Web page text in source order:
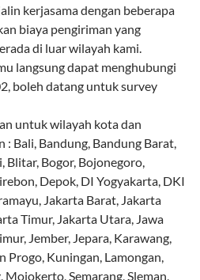
kerjasama dengan beberapa
biaya pengiriman yang
di luar wilayah kami.
langsung dapat menghubungi
boleh datang untuk survey
untuk wilayah kota dan
: Bali, Bandung, Bandung Barat,
Blitar, Bogor, Bojonegoro,
Depok, DI Yogyakarta, DKI
Jakarta Barat, Jakarta
Timur, Jakarta Utara, Jawa
Jember, Jepara, Karawang,
Progo, Kuningan, Lamongan,
Semarang, Sleman,